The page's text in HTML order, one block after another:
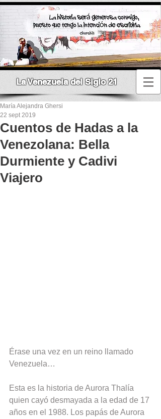
La Venezuela del Siglo 21
Cuentos de Hadas a la
Venezolana: Bella
Durmiente y Cadivi
Viajero
María Alejandra Ghersi
22 sept 2019
Érase una vez en un reino llamado
Venezuela…
Esta es la historia de Aurora Thalía
quien cayó desmayada a la edad de 17
años en el 1988. Los papás de Aurora